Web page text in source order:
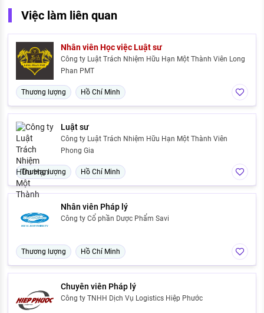
Việc làm liên quan
Nhân viên Học việc Luật sư
Công ty Luật Trách Nhiệm Hữu Hạn Một Thành Viên Long
Phan PMT
Thương lượng Hồ Chí Minh
Luật sư
Công ty Luật Trách Nhiệm Hữu Hạn Một Thành Viên
Phong Gia
Thương lượng Hồ Chí Minh
Nhân viên Pháp lý
Công ty Cổ phần Dược Phẩm Savi
Thương lượng Hồ Chí Minh
Chuyên viên Pháp lý
Công ty TNHH Dịch Vụ Logistics Hiệp Phước